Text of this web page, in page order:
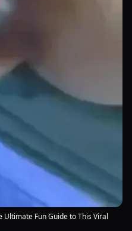
Fun Guide to This Viral